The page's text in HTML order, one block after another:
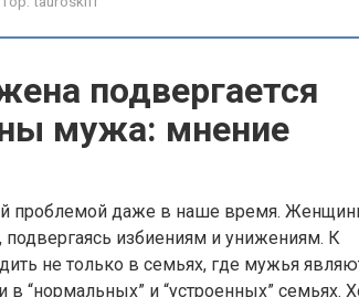
подвергается
мужа: мнение
проблемой даже в наше время.
избиениям и унижениям. К
не только в семьях, где мужья
“нормальных” и “устроенных” семьях.